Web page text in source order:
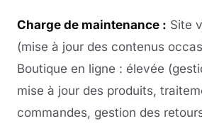
Charge de maintenance : Site
(mise à jour des contenus
Boutique en ligne : élevée
mise à jour des produits,
commandes, gestion des